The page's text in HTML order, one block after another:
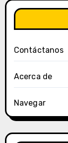
Contáctanos
Acerca de
Navegar